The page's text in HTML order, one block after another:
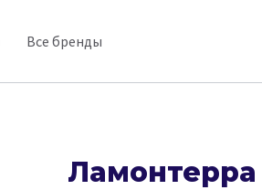
Все бренды
Ламонтерра